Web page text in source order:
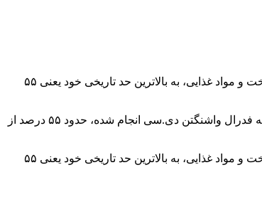
قابل ذکر است این عدد در دوره شیوع کرونا (سال ۲۰۲۰) و بحران اقتصادی سال ۲۰۰۸ نزدیک به ۵۰ درصد بوده که پس از شروع جنگ ایران و گرانی سوخت و مواد غذایی، به بالاترین حد تاریخی خود یعنی ۵۵
براساس نظرسنجی معتبر سالانه مؤسسه گالوپ که با عنوان “Economy and Personal Finance” در تمام ۵۰ ایالت آمریکا و ناحیه فدرال واشنگتن دی.سی انجام شده، حدود ۵۵ درصد از
قابل ذکر است این عدد در دوره شیوع کرونا (سال ۲۰۲۰) و بحران اقتصادی سال ۲۰۰۸ نزدیک به ۵۰ درصد بوده که پس از شروع جنگ ایران و گرانی سوخت و مواد غذایی، به بالاترین حد تاریخی خود یعنی ۵۵